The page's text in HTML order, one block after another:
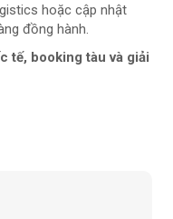
hoặc cập nhật
đồng hành.
tế, booking tàu và giải